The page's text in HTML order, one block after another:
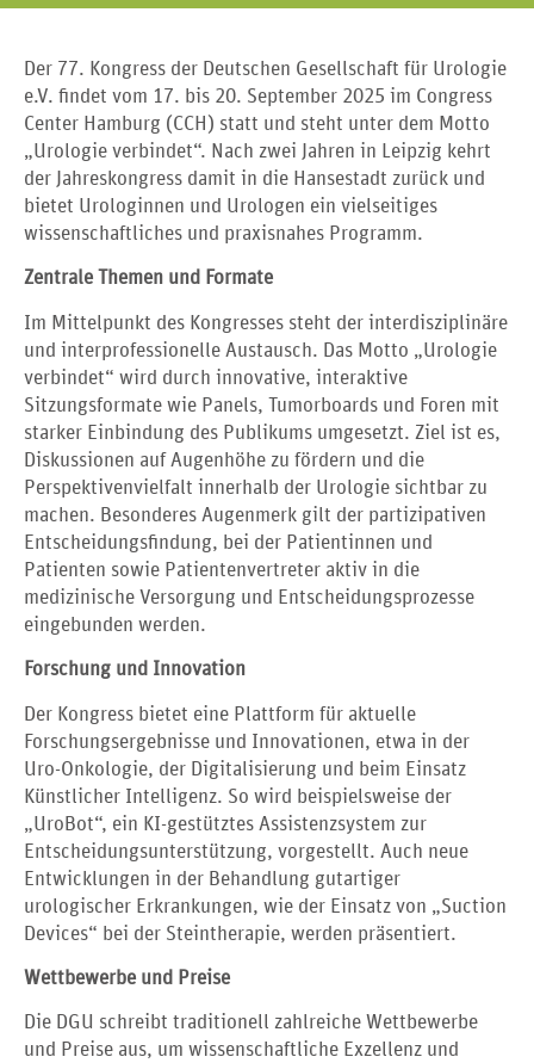
Der 77. Kongress der Deutschen Gesellschaft für Urologie
e.V. findet vom 17. bis 20. September 2025 im Congress
Center Hamburg (CCH) statt und steht unter dem Motto
„Urologie verbindet“. Nach zwei Jahren in Leipzig kehrt
der Jahreskongress damit in die Hansestadt zurück und
bietet Urologinnen und Urologen ein vielseitiges
wissenschaftliches und praxisnahes Programm.
Zentrale Themen und Formate
Im Mittelpunkt des Kongresses steht der interdisziplinäre
und interprofessionelle Austausch. Das Motto „Urologie
verbindet“ wird durch innovative, interaktive
Sitzungsformate wie Panels, Tumorboards und Foren mit
starker Einbindung des Publikums umgesetzt. Ziel ist es,
Diskussionen auf Augenhöhe zu fördern und die
Perspektivenvielfalt innerhalb der Urologie sichtbar zu
machen. Besonderes Augenmerk gilt der partizipativen
Entscheidungsfindung, bei der Patientinnen und
Patienten sowie Patientenvertreter aktiv in die
medizinische Versorgung und Entscheidungsprozesse
eingebunden werden.
Forschung und Innovation
Der Kongress bietet eine Plattform für aktuelle
Forschungsergebnisse und Innovationen, etwa in der
Uro-Onkologie, der Digitalisierung und beim Einsatz
Künstlicher Intelligenz. So wird beispielsweise der
„UroBot“, ein KI-gestütztes Assistenzsystem zur
Entscheidungsunterstützung, vorgestellt. Auch neue
Entwicklungen in der Behandlung gutartiger
urologischer Erkrankungen, wie der Einsatz von „Suction
Devices“ bei der Steintherapie, werden präsentiert.
Wettbewerbe und Preise
Die DGU schreibt traditionell zahlreiche Wettbewerbe
und Preise aus, um wissenschaftliche Exzellenz und